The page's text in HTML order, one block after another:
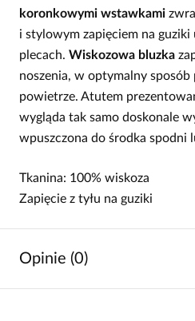
koronkowymi wstawkami
i stylowym zapięciem na guziki
plecach. Wiskozowa bluzka
noszenia, w optymalny sposób
powietrze. Atutem
wygląda tak samo doskonale
wpuszczona do środka spodni
Tkanina: 100% wiskoza
Zapięcie z tyłu na guziki
Opinie (0)